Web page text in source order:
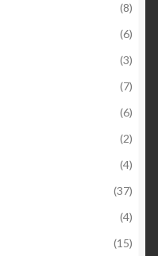
(8)
(6)
(3)
(7)
(6)
(2)
(4)
(37)
(4)
(15)